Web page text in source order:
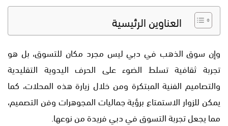
العناوين الرئيسية
وإن سوق الذهب في دبي ليس مجرد مكان للتسوق، بل هو
تجربة ثقافية تسلط الضوء على الحرف اليدوية التقليدية
والتصاميم الفنية المبتكرة ومن خلال زيارة هذه المحلات، كما
يمكن للزوار الاستمتاع برؤية جماليات المجوهرات وفن التصميم،
مما يجعل تجربة التسوق في دبي فريدة من نوعها.